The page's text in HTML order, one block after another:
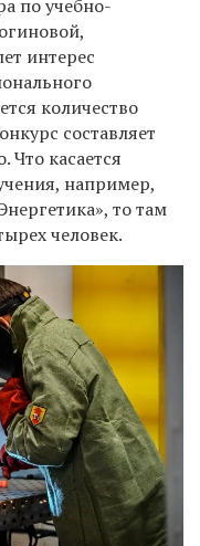
по учебно-
интерес
количество
составляет
Что касается
например,
то там
человек.